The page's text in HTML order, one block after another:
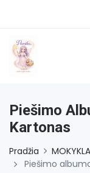
Piešimo
Kartonas
Pradžia
Piešimo